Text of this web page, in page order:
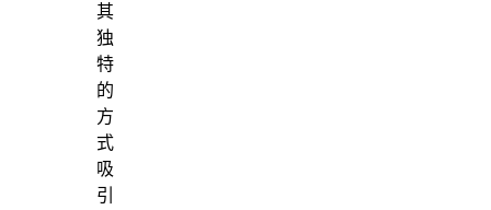
其
独
特
的
方
式
吸
引